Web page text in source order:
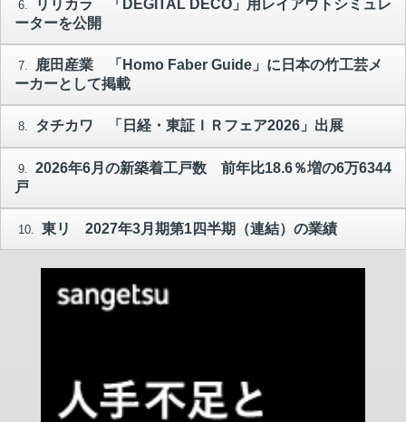
6.
リリカラ 「DEGITAL DECO」用レイアウトシミュレ
ーターを公開
7.
鹿田産業 「Homo Faber Guide」に日本の竹工芸メ
ーカーとして掲載
8. タチカワ 「日経・東証ＩＲフェア2026」出展
9.
2026年6月の新築着工戸数 前年比18.6％増の6万6344
戸
10. 東リ 2027年3月期第1四半期（連結）の業績